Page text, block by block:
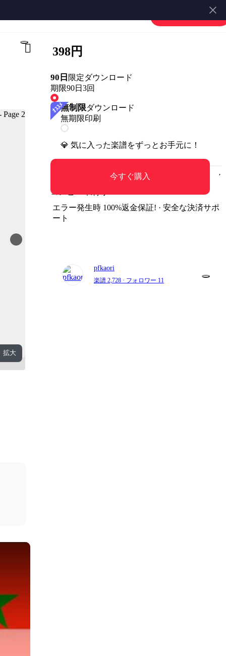
会員登録・ログイン
拡大
398円
90日 限定ダウンロード
期限90日 3回
無制限ダウンロード
無期限印刷
💎 気に入った楽譜をずっとお手元に！
今すぐ購入
コンビニ印刷可
エラー発生時 100%返金保証! · 安全な決済サポ
ート
pfkaori
楽譜 2,728 · フォロワー 11